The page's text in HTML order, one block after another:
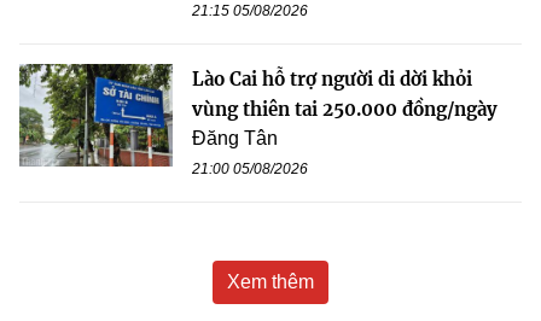
21:15 05/08/2026
Lào Cai hỗ trợ người di dời khỏi
vùng thiên tai 250.000 đồng/ngày
Đăng Tân
21:00 05/08/2026
Xem thêm